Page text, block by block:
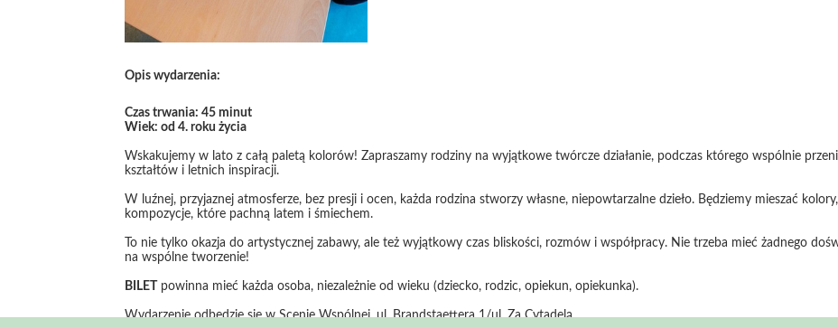
Opis wydarzenia:
Czas trwania: 45 minut
Wiek: od 4. roku życia
Wskakujemy w lato z całą paletą kolorów! Zapraszamy rodziny na wyjątkowe twórcze działanie, podczas którego wspólnie
kształtów i letnich inspiracji.
W luźnej, przyjaznej atmosferze, bez presji i ocen, każda rodzina stworzy własne, niepowtarzalne dzieło. Będziemy mieszać
kompozycje, które pachną latem i śmiechem.
To nie tylko okazja do artystycznej zabawy, ale też wyjątkowy czas bliskości, rozmów i współpracy. Nie trzeba mieć żadnego
na wspólne tworzenie!
BILET powinna mieć każda osoba, niezależnie od wieku (dziecko, rodzic, opiekun, opiekunka).
Wydarzenie odbędzie się w Scenie Wspólnej, ul. Brandstaettera 1/ul. Za Cytadelą.